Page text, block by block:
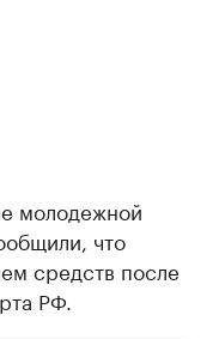
молодежной
что
средств после
РФ.